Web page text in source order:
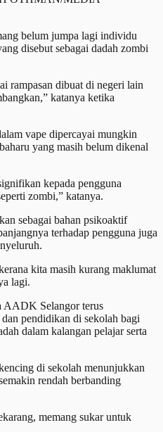
belum jumpa lagi individu
disebut sebagai dadah zombi
rampasan dibuat di negeri lain
katanya ketika
vape dipercayai mungkin
yang masih belum dikenal
kepada pengguna
zombi,” katanya.
sebagai bahan psikoaktif
terhadap pengguna juga
kita masih kurang maklumat
lagi.
AADK Selangor terus
pendidikan di sekolah bagi
dalam kalangan pelajar serta
di sekolah menunjukkan
rendah berbanding
memang sukar untuk